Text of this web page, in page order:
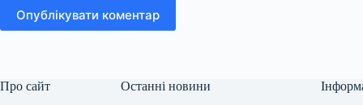
Опублікувати коментар
Про сайт Останні новини